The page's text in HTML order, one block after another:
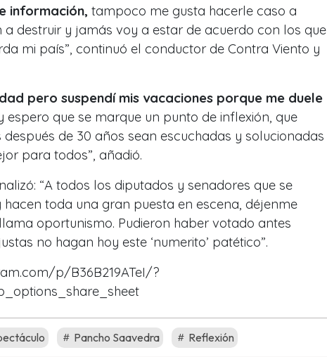
información, tampoco me gusta hacerle caso a
a destruir y jamás voy a estar de acuerdo con los que
mi país”, continuó el conductor de Contra Viento y
pero suspendí mis vacaciones porque me duele
espero que se marque un punto de inflexión, que
de 30 años sean escuchadas y solucionadas
para todos”, añadió.
“A todos los diputados y senadores que se
toda una gran puesta en escena, déjenme
oportunismo. Pudieron haber votado antes
no hagan hoy este ‘numerito’ patético”.
p/B36B219ATeI/?
Pancho Saavedra Reflexión